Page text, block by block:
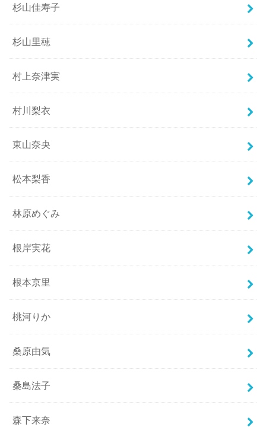
杉山佳寿子
杉山里穂
村上奈津実
村川梨衣
東山奈央
松本梨香
林原めぐみ
根岸実花
根本京里
桃河りか
桑原由気
桑島法子
森下来奈